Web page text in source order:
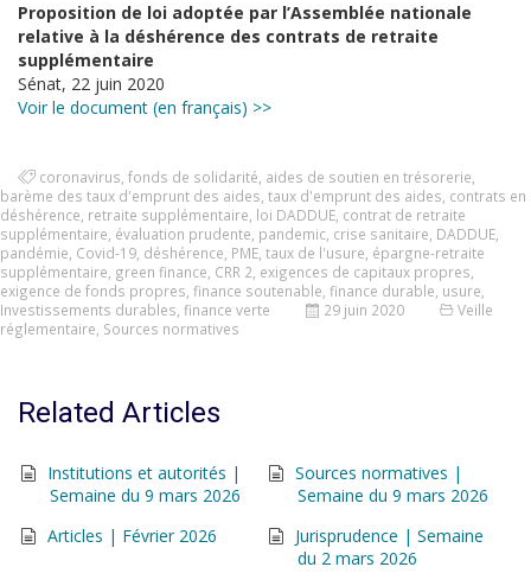
Proposition de loi adoptée par l’Assemblée nationale
relative à la déshérence des contrats de retraite
supplémentaire
Sénat, 22 juin 2020
Voir le document (en français) >>
coronavirus fonds de solidarité aides de soutien en trésorerie
barème des taux d'emprunt des aides taux d'emprunt des aides contrats en
déshérence retraite supplémentaire loi DADDUE contrat de retraite
supplémentaire évaluation prudente pandemic crise sanitaire DADDUE
pandémie Covid-19 déshérence PME taux de l'usure épargne-retraite
supplémentaire green finance CRR 2 exigences de capitaux propres
exigence de fonds propres finance soutenable finance durable usure
Investissements durables finance verte 29 juin 2020
Veille
réglementaire Sources normatives
Related Articles
Institutions et autorités |
Semaine du 9 mars 2026
Sources normatives |
Semaine du 9 mars 2026
Articles | Février 2026
Jurisprudence | Semaine
du 2 mars 2026